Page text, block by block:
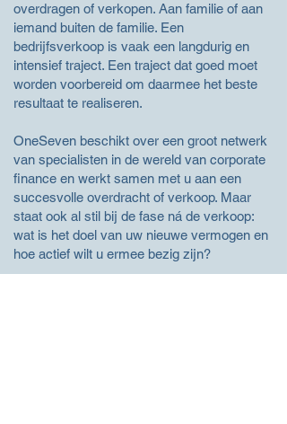
overdragen of verkopen. Aan familie of aan
iemand buiten de familie. Een
bedrijfsverkoop is vaak een langdurig en
intensief traject. Een traject dat goed moet
worden voorbereid om daarmee het beste
resultaat te realiseren.
OneSeven beschikt over een groot netwerk
van specialisten in de wereld van corporate
finance en werkt samen met u aan een
succesvolle overdracht of verkoop. Maar
staat ook al stil bij de fase ná de verkoop:
wat is het doel van uw nieuwe vermogen en
hoe actief wilt u ermee bezig zijn?